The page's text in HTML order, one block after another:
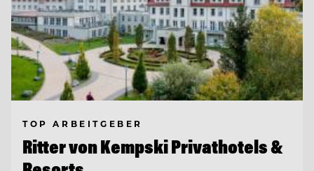
TOP ARBEITGEBER
Ritter von Kempski Privathotels &